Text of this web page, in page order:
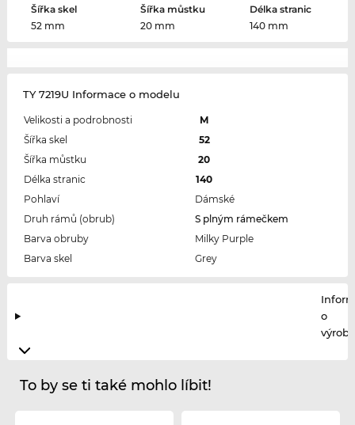
Šířka skel
52 mm
Šířka můstku
20 mm
Délka stranic
140 mm
TY 7219U Informace o modelu
Velikosti a podrobnosti
M
Šířka skel
52
Šířka můstku
20
Délka stranic
140
Pohlaví
Dámské
Druh rámů (obrub)
S plným rámečkem
Barva obruby
Milky Purple
Barva skel
Grey
o
To by se ti také mohlo líbit!